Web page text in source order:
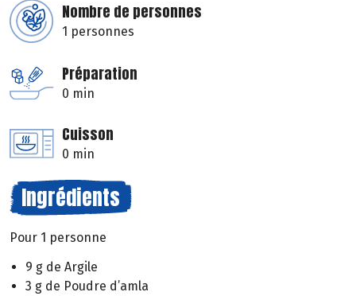
Nombre de personnes
1 personnes
Préparation
0 min
Cuisson
0 min
Ingrédients
Pour 1 personne
9 g de Argile
3 g de Poudre d’amla